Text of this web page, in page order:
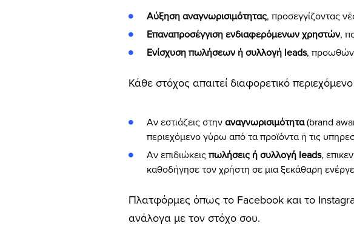
Αύξηση αναγνωρισιμότητας, προσεγγίζοντας
Επαναπροσέγγιση ενδιαφερόμενων χρηστών,
Ενίσχυση πωλήσεων ή συλλογή leads,
Κάθε στόχος απαιτεί διαφορετικό
Αν εστιάζεις στην αναγνωρισιμότητα(brand
περιεχόμενο γύρω από τα προϊόντα ή τις
Αν επιδιώκεις πωλήσεις ή συλλογή leads,
καθοδήγησε τον χρήστη σε μια ξεκάθαρη
Πλατφόρμες όπως το Facebook και το
ανάλογα με τον στόχο σου.